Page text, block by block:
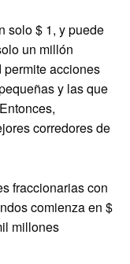
solo $ 1, y puede
un millón
acciones
y las que
corredores de
fraccionarias con
comienza en $
millones